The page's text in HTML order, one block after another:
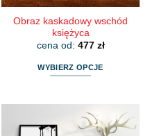
Obraz kaskadowy wschód
księżyca
cena od: 477 zł
WYBIERZ OPCJE
wiele